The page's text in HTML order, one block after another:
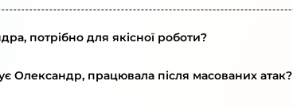
потрібно для якісної роботи?
Олександр, працювала після масованих атак?